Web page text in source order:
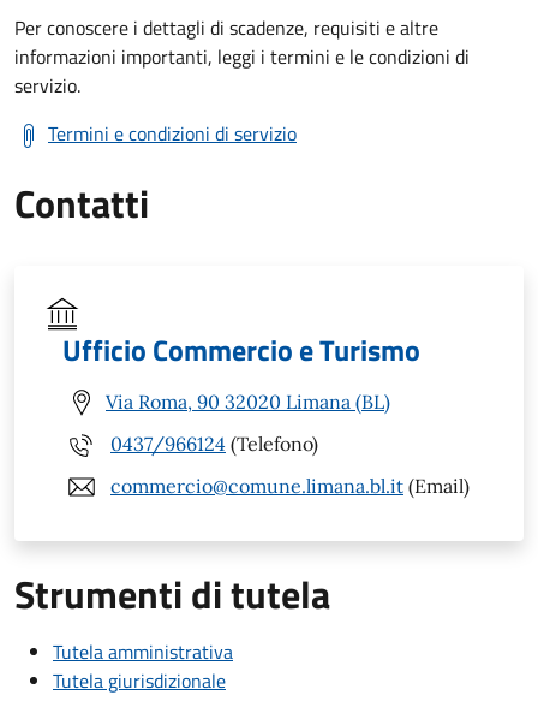
Per conoscere i dettagli di scadenze, requisiti e altre
informazioni importanti, leggi i termini e le condizioni di
servizio.
Termini e condizioni di servizio
Contatti
Ufficio Commercio e Turismo
Via Roma, 90 32020 Limana (BL)
0437/966124 (Telefono)
commercio@comune.limana.bl.it (Email)
Strumenti di tutela
Tutela amministrativa
Tutela giurisdizionale